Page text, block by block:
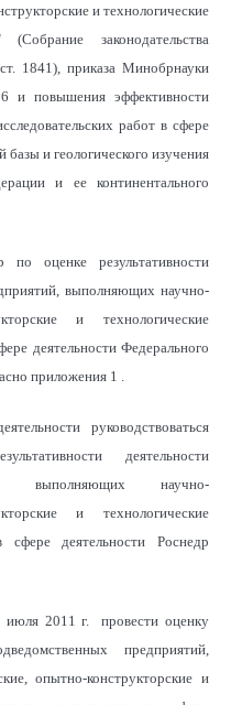
и технологические
законодательства
1841), приказа Минобрнауки
повышения эффективности
работ в сфере
и геологического изучения
и ее континентального
оценке результативности
выполняющих научно-
и технологические
деятельности Федерального
приложения 1 .
руководствоваться
деятельности
выполняющих научно-
и технологические
сфере деятельности Роснедр
2011 г. провести оценку
предприятий,
опытно-конструкторские и